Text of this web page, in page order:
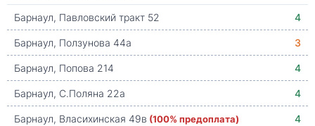
Барнаул, Павловский тракт 52
4
Барнаул, Ползунова 44а
3
Барнаул, Попова 214
4
Барнаул, С.Поляна 22а
4
Барнаул, Власихинская 49в (100% предоплата)
4